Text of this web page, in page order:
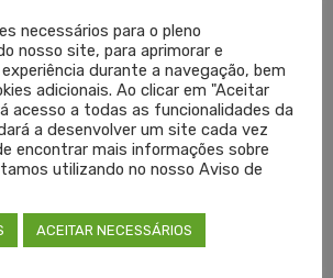
da reunião, a segunda-secretária do
Detanico, o conselheiro Márcio
de Justiça de Canoas, Márcio Emílio
o chefe de Gabinete da Prefeitura
Marcos Daniel, a procuradora-geral do
Carolina Weber, os médicos Celso
administrativo da SMS, Marcelo Elísio
necessários para o pleno
nosso site, para aprimorar e
durante a navegação, bem
adicionais. Ao clicar em "Aceitar
acesso a todas as funcionalidades da
a desenvolver um site cada vez
encontrar mais informações sobre
utilizando no nosso Aviso de
ACEITAR NECESSÁRIOS